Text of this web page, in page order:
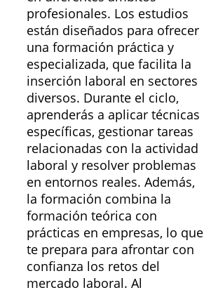
profesionales. Los estudios
están diseñados para ofrecer
una formación práctica y
especializada, que facilita la
inserción laboral en sectores
diversos. Durante el ciclo,
aprenderás a aplicar técnicas
específicas, gestionar tareas
relacionadas con la actividad
laboral y resolver problemas
en entornos reales. Además,
la formación combina la
formación teórica con
prácticas en empresas, lo que
te prepara para afrontar con
confianza los retos del
mercado laboral. Al